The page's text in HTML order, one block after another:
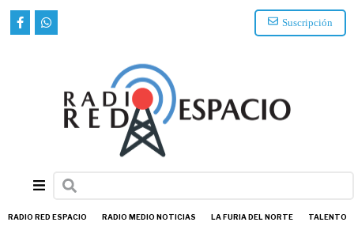
Suscripción
RADIO RED ESPACIO RADIO MEDIO NOTICIAS LA FURIA DEL NORTE TALENTO